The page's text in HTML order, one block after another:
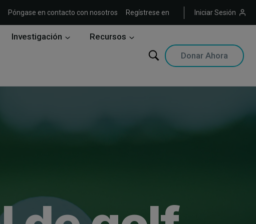
Póngase en contacto con nosotros Regístrese en Iniciar Sesión
Investigación Recursos
Donar Ahora